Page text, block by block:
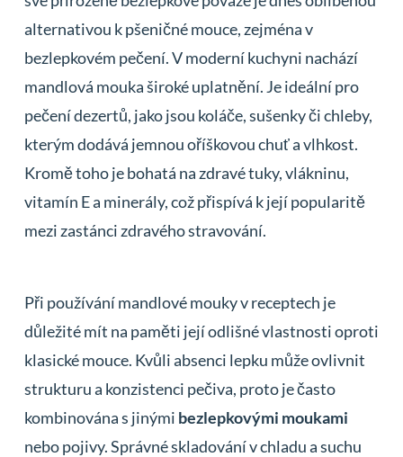
alternativou k pšeničné mouce, zejména v
bezlepkovém pečení. V moderní kuchyni nachází
mandlová mouka široké uplatnění. Je ideální pro
pečení dezertů, jako jsou koláče, sušenky či chleby,
kterým dodává jemnou oříškovou chuť a vlhkost.
Kromě toho je bohatá na zdravé tuky, vlákninu,
vitamín E a minerály, což přispívá k její popularitě
mezi zastánci zdravého stravování.
Při používání mandlové mouky v receptech je
důležité mít na paměti její odlišné vlastnosti oproti
klasické mouce. Kvůli absenci lepku může ovlivnit
strukturu a konzistenci pečiva, proto je často
kombinována s jinými bezlepkovými moukami
nebo pojivy. Správné skladování v chladu a suchu